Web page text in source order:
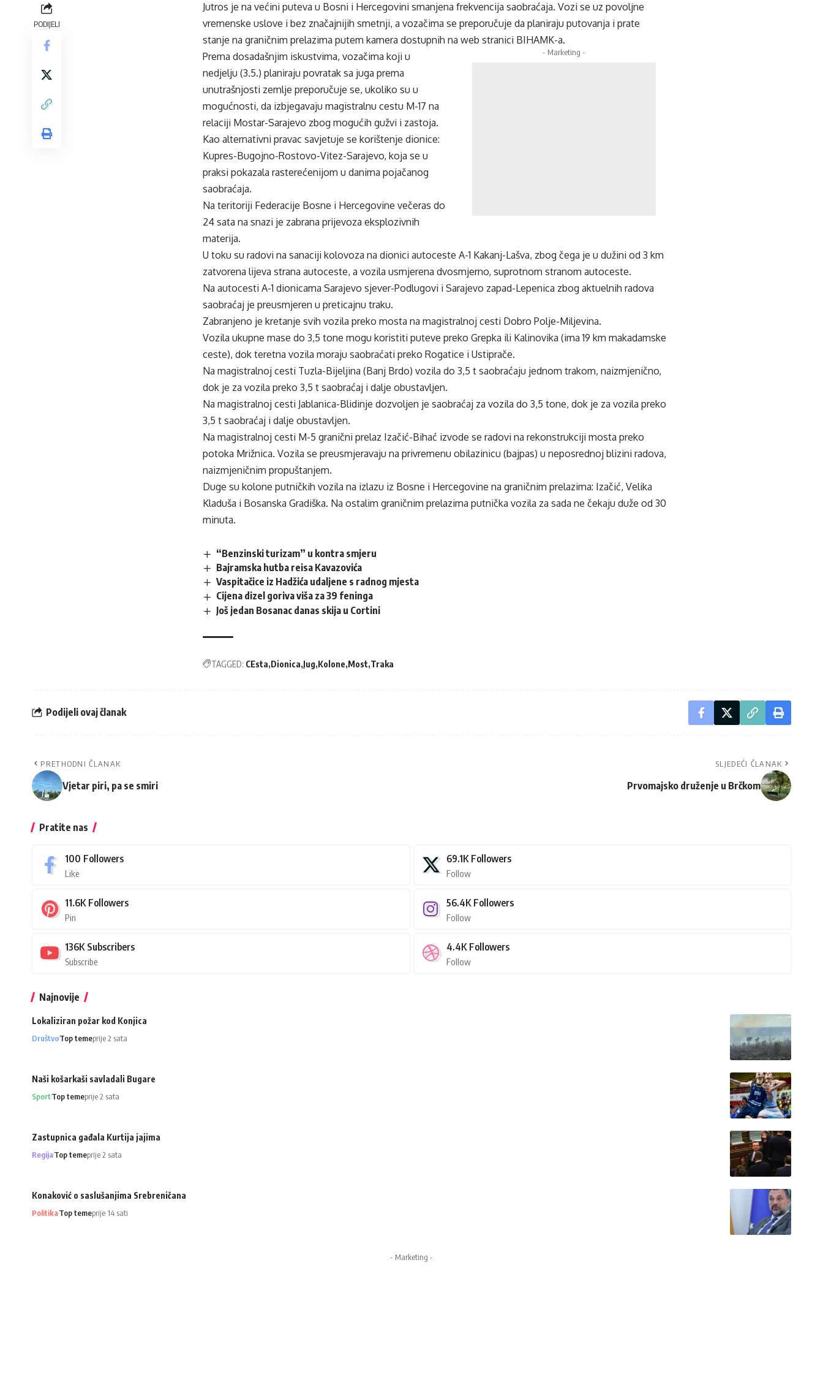
PODIJELI
Jutros je na većini puteva u Bosni i Hercegovini smanjena frekvencija saobraćaja. Vozi se uz povoljne
vremenske uslove i bez značajnijih smetnji, a vozačima se preporučuje da planiraju putovanja i prate
stanje na graničnim prelazima putem kamera dostupnih na web stranici BIHAMK-a.
- Marketing -
Prema dosadašnjim iskustvima, vozačima koji u
nedjelju (3.5.) planiraju povratak sa juga prema
unutrašnjosti zemlje preporučuje se, ukoliko su u
mogućnosti, da izbjegavaju magistralnu cestu M-17 na
relaciji Mostar-Sarajevo zbog mogućih gužvi i zastoja.
Kao alternativni pravac savjetuje se korištenje dionice:
Kupres-Bugojno-Rostovo-Vitez-Sarajevo, koja se u
praksi pokazala rasterećenijom u danima pojačanog
saobraćaja.
Na teritoriji Federacije Bosne i Hercegovine večeras do
24 sata na snazi je zabrana prijevoza eksplozivnih
materija.
U toku su radovi na sanaciji kolovoza na dionici autoceste A-1 Kakanj-Lašva, zbog čega je u dužini od 3 km
zatvorena lijeva strana autoceste, a vozila usmjerena dvosmjerno, suprotnom stranom autoceste.
Na autocesti A-1 dionicama Sarajevo sjever-Podlugovi i Sarajevo zapad-Lepenica zbog aktuelnih radova
saobraćaj je preusmjeren u preticajnu traku.
Zabranjeno je kretanje svih vozila preko mosta na magistralnoj cesti Dobro Polje-Miljevina.
Vozila ukupne mase do 3,5 tone mogu koristiti puteve preko Grepka ili Kalinovika (ima 19 km makadamske
ceste), dok teretna vozila moraju saobraćati preko Rogatice i Ustiprače.
Na magistralnoj cesti Tuzla-Bijeljina (Banj Brdo) vozila do 3,5 t saobraćaju jednom trakom, naizmjenično,
dok je za vozila preko 3,5 t saobraćaj i dalje obustavljen.
Na magistralnoj cesti Jablanica-Blidinje dozvoljen je saobraćaj za vozila do 3,5 tone, dok je za vozila preko
3,5 t saobraćaj i dalje obustavljen.
Na magistralnoj cesti M-5 granični prelaz Izačić-Bihać izvode se radovi na rekonstrukciji mosta preko
potoka Mrižnica. Vozila se preusmjeravaju na privremenu obilazinicu (bajpas) u neposrednoj blizini radova,
naizmjeničnim propuštanjem.
Duge su kolone putničkih vozila na izlazu iz Bosne i Hercegovine na graničnim prelazima: Izačić, Velika
Kladuša i Bosanska Gradiška. Na ostalim graničnim prelazima putnička vozila za sada ne čekaju duže od 30
minuta.
“Benzinski turizam” u kontra smjeru
Bajramska hutba reisa Kavazovića
Vaspitačice iz Hadžića udaljene s radnog mjesta
Cijena dizel goriva viša za 39 feninga
Još jedan Bosanac danas skija u Cortini
TAGGED: CEsta Dionica Jug Kolone Most Traka
Podijeli ovaj članak
PRETHODNI ČLANAK
Vjetar piri, pa se smiri
SLJEDEĆI ČLANAK
Prvomajsko druženje u Brčkom
Pratite nas
100 Followers
Like
69.1K Followers
Follow
11.6K Followers
Pin
56.4K Followers
Follow
136K Subscribers
Subscribe
4.4K Followers
Follow
Najnovije
Lokaliziran požar kod Konjica
DruštvoTop temeprije 2 sata
Naši košarkaši savladali Bugare
SportTop temeprije 2 sata
Zastupnica gađala Kurtija jajima
RegijaTop temeprije 2 sata
Konaković o saslušanjima Srebreničana
PolitikaTop temeprije 14 sati
- Marketing -